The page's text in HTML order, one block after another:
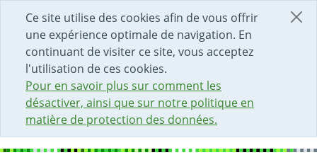
Ce site utilise des cookies afin de vous offrir
une expérience optimale de navigation. En
continuant de visiter ce site, vous acceptez
l'utilisation de ces cookies.
Pour en savoir plus sur comment les
désactiver, ainsi que sur notre politique en
matière de protection des données.
DÉBUT DU CONTENU DE LA PAGE
ACCÈS AU CHAMP DE RECHERCHE
PAGE D'ACCUEIL
FORMULAIRE DE CONTACT